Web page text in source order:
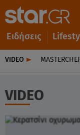
Ειδήσεις
VIDEO
VIDEO